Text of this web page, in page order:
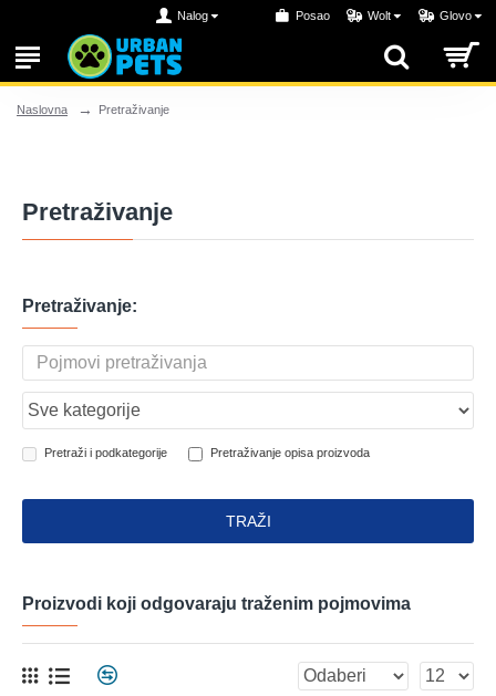
Nalog Posao Wolt Glovo
Naslovna Pretraživanje
Pretraživanje
Pretraživanje:
Pretraži i podkategorije Pretraživanje opisa proizvoda
TRAŽI
Proizvodi koji odgovaraju traženim pojmovima